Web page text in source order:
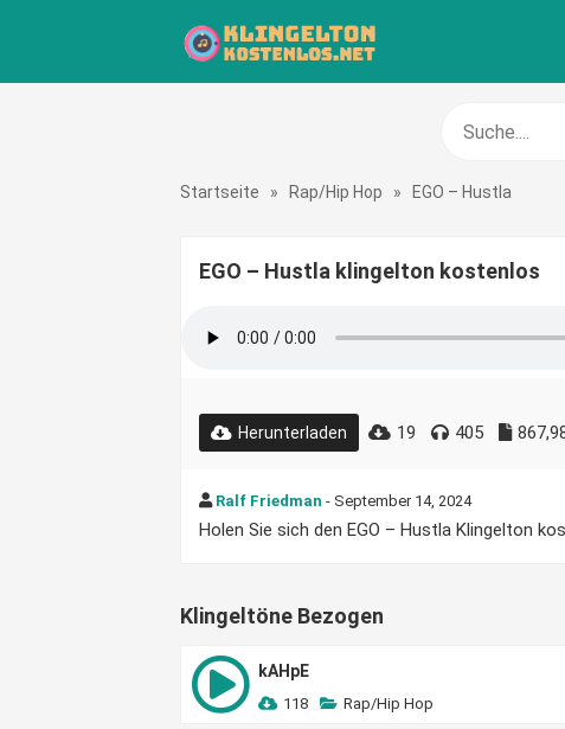
Startseite » Rap/Hip Hop » EGO – Hustla
EGO – Hustla klingelton kostenlos
Herunterladen 19 405
Ralf Friedman - September 14, 2024
Holen Sie sich den EGO – Hustla Klingelton
Klingeltöne Bezogen
kAHpE
118 Rap/Hip Hop